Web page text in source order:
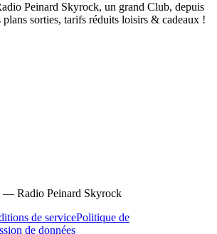
Peinard Skyrock, un grand Club, depuis
sorties, tarifs réduits loisirs & cadeaux !
— Radio Peinard Skyrock
de servicePolitique de
de données